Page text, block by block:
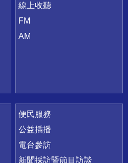
線上收聽
FM
AM
便民服務
公益插播
電台參訪
新聞採訪暨節目訪談